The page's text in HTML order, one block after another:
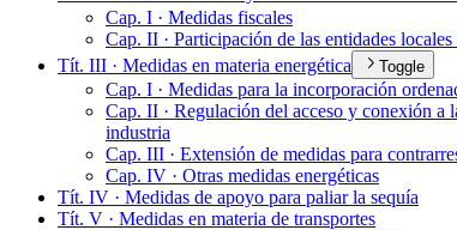
Cap. I · Medidas fiscales
Cap. II · Participación de las entidades
Tít. III · Medidas en materia energética
Toggle
Cap. I · Medidas para la incorporación
Cap. II · Regulación del acceso y conexión a
industria
Cap. III · Extensión de medidas para
Cap. IV · Otras medidas energéticas
Tít. IV · Medidas de apoyo para paliar la sequía
Tít. V · Medidas en materia de transportes